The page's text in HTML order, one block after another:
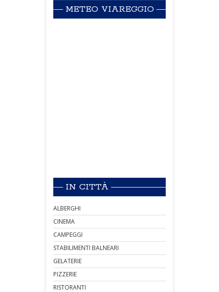
METEO VIAREGGIO
IN CITTÀ
ALBERGHI
CINEMA
CAMPEGGI
STABILIMENTI BALNEARI
GELATERIE
PIZZERIE
RISTORANTI